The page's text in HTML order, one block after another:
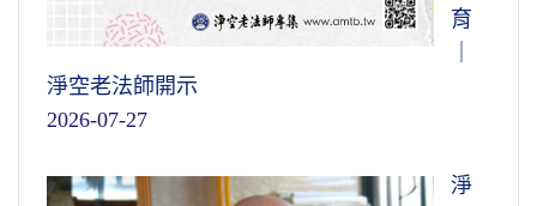
育
淨空老法師開示
2026-07-27
淨